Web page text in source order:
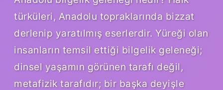
türküleri, Anadolu topraklarında bizzat
derlenip yaratılmış eserlerdir. Yüreği olan
insanların temsil ettiği bilgelik geleneği;
dinsel yaşamın görünen tarafı değil,
metafizik tarafıdır; bir başka deyişle